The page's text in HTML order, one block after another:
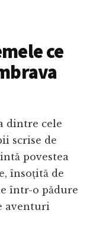
ce
dintre cele
scrise de
povestea
însoțită de
într-o pădure
aventuri